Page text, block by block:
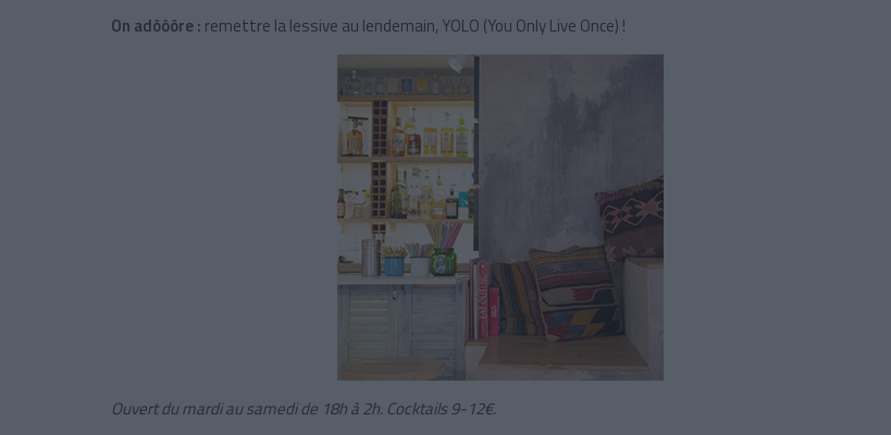
On adôôôre : remettre la lessive au lendemain, YOLO (You Only Live Once) !
Ouvert du mardi au samedi de 18h à 2h. Cocktails 9-12€.